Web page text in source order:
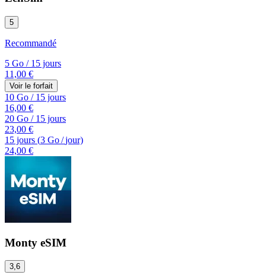
5
Recommandé
5 Go /15 jours
11,00 €
Voir le forfait
10 Go /15 jours
16,00 €
20 Go /15 jours
23,00 €
15 jours (3 Go/jour)
24,00 €
Monty eSIM
3,6